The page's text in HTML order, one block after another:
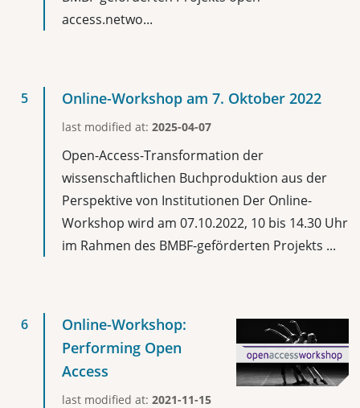
access.netwo...
Online-Workshop am 7. Oktober 2022
last modified at: 2025-04-07
Open-Access-Transformation der
wissenschaftlichen Buchproduktion aus der
Perspektive von Institutionen Der Online-
Workshop wird am 07.10.2022, 10 bis 14.30 Uhr
im Rahmen des BMBF-geförderten Projekts ...
Online-Workshop:
Performing Open
Access
last modified at: 2021-11-15